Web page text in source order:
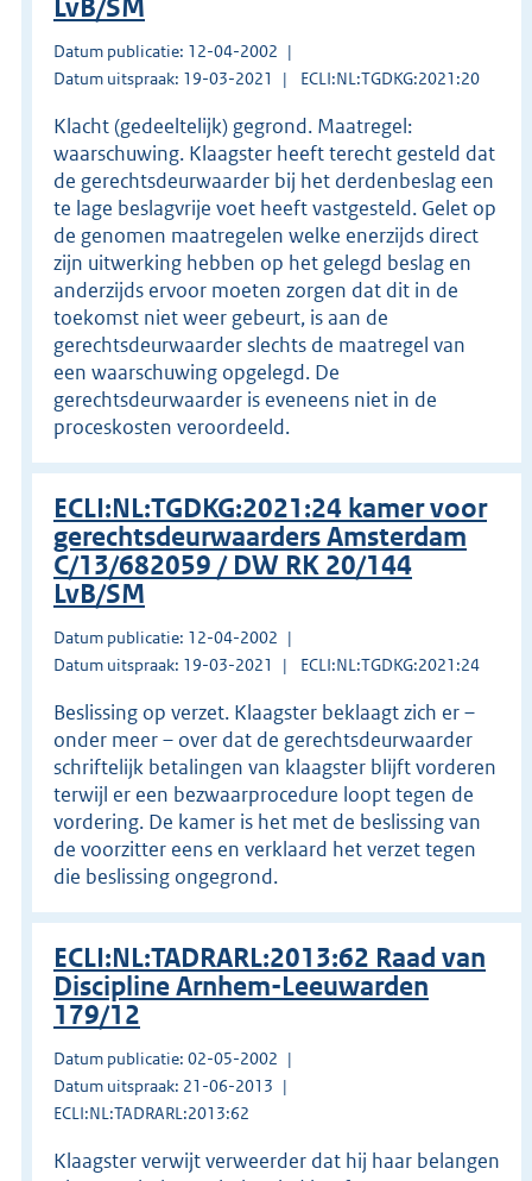
LvB/SM
Datum publicatie: 12-04-2002
Datum uitspraak: 19-03-2021
ECLI:NL:TGDKG:2021:20
Klacht (gedeeltelijk) gegrond. Maatregel:
waarschuwing. Klaagster heeft terecht gesteld dat
de gerechtsdeurwaarder bij het derdenbeslag een
te lage beslagvrije voet heeft vastgesteld. Gelet op
de genomen maatregelen welke enerzijds direct
zijn uitwerking hebben op het gelegd beslag en
anderzijds ervoor moeten zorgen dat dit in de
toekomst niet weer gebeurt, is aan de
gerechtsdeurwaarder slechts de maatregel van
een waarschuwing opgelegd. De
gerechtsdeurwaarder is eveneens niet in de
proceskosten veroordeeld.
ECLI:NL:TGDKG:2021:24 kamer voor
gerechtsdeurwaarders Amsterdam
C/13/682059 / DW RK 20/144
LvB/SM
Datum publicatie: 12-04-2002
Datum uitspraak: 19-03-2021
ECLI:NL:TGDKG:2021:24
Beslissing op verzet. Klaagster beklaagt zich er –
onder meer – over dat de gerechtsdeurwaarder
schriftelijk betalingen van klaagster blijft vorderen
terwijl er een bezwaarprocedure loopt tegen de
vordering. De kamer is het met de beslissing van
de voorzitter eens en verklaard het verzet tegen
die beslissing ongegrond.
ECLI:NL:TADRARL:2013:62 Raad van
Discipline Arnhem-Leeuwarden
179/12
Datum publicatie: 02-05-2002
Datum uitspraak: 21-06-2013
ECLI:NL:TADRARL:2013:62
Klaagster verwijt verweerder dat hij haar belangen